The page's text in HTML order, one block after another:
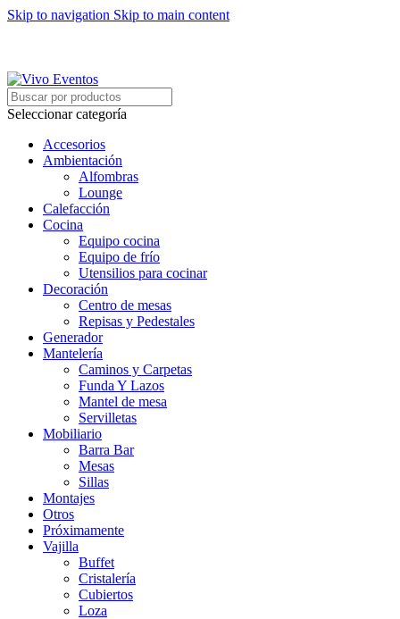
Skip to navigation Skip to main content
Seleccionar categoría
Accesorios
Ambientación
Alfombras
Lounge
Calefacción
Cocina
Equipo cocina
Equipo de frío
Utensilios para cocinar
Decoración
Centro de mesas
Repisas y Pedestales
Generador
Mantelería
Caminos y Carpetas
Funda Y Lazos
Mantel de mesa
Servilletas
Mobiliario
Barra Bar
Mesas
Sillas
Montajes
Otros
Próximamente
Vajilla
Buffet
Cristalería
Cubiertos
Loza